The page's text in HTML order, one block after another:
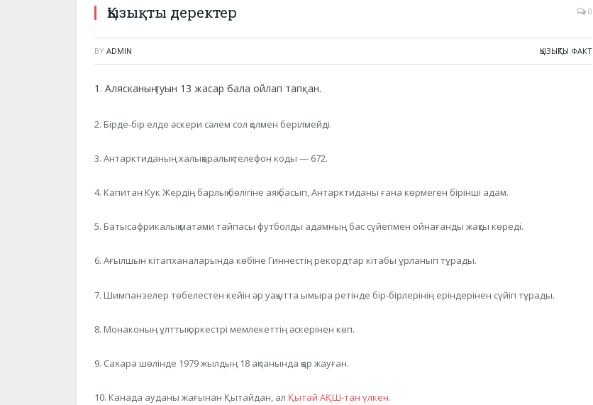
Қызықты деректер 0
BY ADMIN ҚЫЗЫҚТЫ ФАКТ
1. Алясканың туын 13 жасар бала ойлап тапқан.
2. Бірде-бір елде әскери сәлем сол қолмен берілмейді.
3. Антарктиданың халықаралық телефон коды — 672.
4. Капитан Кyк Жердің барлық бөлігіне аяқ басып, Антарктиданы ғана көрмеген бірінші адам.
5. Батысафрикалық матами тайпасы футболды адамның бас сүйегімен ойнағанды жақсы көреді.
6. Ағылшын кітапханаларында көбіне Гиннестің рекордтар кітабы ұрланып тұрады.
7. Шимпанзелер төбелестен кейін әр уақытта ымыра ретінде бір-бірлерінің еріндерінен сүйіп тұрады.
8. Монаконың ұлттық оркестрі мемлекеттің әскерінен көп.
9. Сахара шөлінде 1979 жылдың 18 ақпанында қар жауған.
10. Канада ауданы жағынан Қытайдан, ал Қытай АҚШ-тан үлкен.